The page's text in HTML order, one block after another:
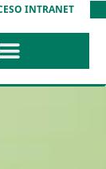
INTRANET